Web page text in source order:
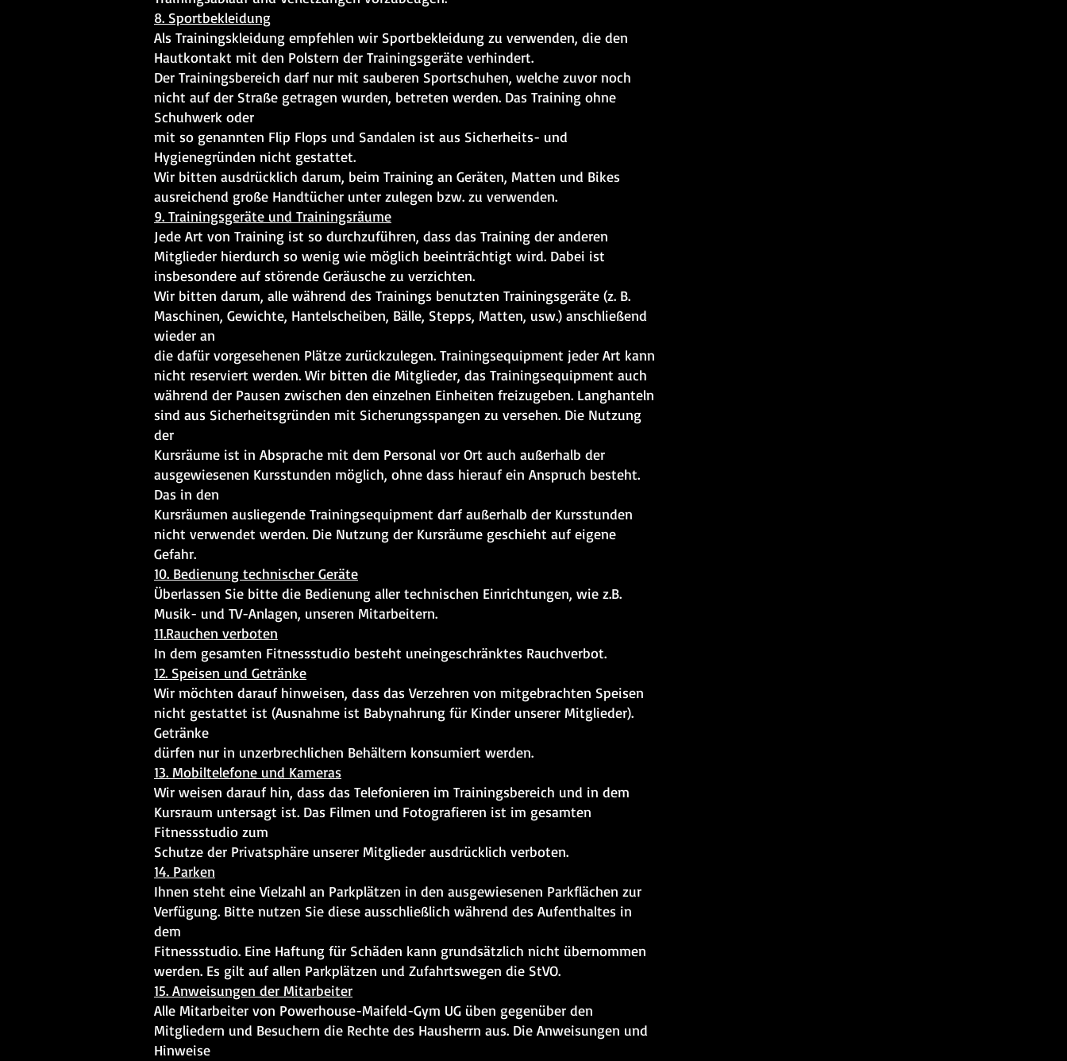
8. Sportbekleidung
Als Trainingskleidung empfehlen wir Sportbekleidung zu verwenden, die den
Hautkontakt mit den Polstern der Trainingsgeräte verhindert.
Der Trainingsbereich darf nur mit sauberen Sportschuhen, welche zuvor noch
nicht auf der Straße getragen wurden, betreten werden. Das Training ohne
Schuhwerk oder
mit so genannten Flip Flops und Sandalen ist aus Sicherheits- und
Hygienegründen nicht gestattet.
Wir bitten ausdrücklich darum, beim Training an Geräten, Matten und Bikes
ausreichend große Handtücher unter zulegen bzw. zu verwenden.
9. Trainingsgeräte und Trainingsräume
Jede Art von Training ist so durchzuführen, dass das Training der anderen
Mitglieder hierdurch so wenig wie möglich beeinträchtigt wird. Dabei ist
insbesondere auf störende Geräusche zu verzichten.
Wir bitten darum, alle während des Trainings benutzten Trainingsgeräte (z. B.
Maschinen, Gewichte, Hantelscheiben, Bälle, Stepps, Matten, usw.) anschließend
wieder an
die dafür vorgesehenen Plätze zurückzulegen. Trainingsequipment jeder Art kann
nicht reserviert werden. Wir bitten die Mitglieder, das Trainingsequipment auch
während der Pausen zwischen den einzelnen Einheiten freizugeben. Langhanteln
sind aus Sicherheitsgründen mit Sicherungsspangen zu versehen. Die Nutzung
der
Kursräume ist in Absprache mit dem Personal vor Ort auch außerhalb der
ausgewiesenen Kursstunden möglich, ohne dass hierauf ein Anspruch besteht.
Das in den
Kursräumen ausliegende Trainingsequipment darf außerhalb der Kursstunden
nicht verwendet werden. Die Nutzung der Kursräume geschieht auf eigene
Gefahr.
10. Bedienung technischer Geräte
Überlassen Sie bitte die Bedienung aller technischen Einrichtungen, wie z.B.
Musik- und TV-Anlagen, unseren Mitarbeitern.
11.Rauchen verboten
In dem gesamten Fitnessstudio besteht uneingeschränktes Rauchverbot.
12. Speisen und Getränke
Wir möchten darauf hinweisen, dass das Verzehren von mitgebrachten Speisen
nicht gestattet ist (Ausnahme ist Babynahrung für Kinder unserer Mitglieder).
Getränke
dürfen nur in unzerbrechlichen Behältern konsumiert werden.
13. Mobiltelefone und Kameras
Wir weisen darauf hin, dass das Telefonieren im Trainingsbereich und in dem
Kursraum untersagt ist. Das Filmen und Fotografieren ist im gesamten
Fitnessstudio zum
Schutze der Privatsphäre unserer Mitglieder ausdrücklich verboten.
14. Parken
Ihnen steht eine Vielzahl an Parkplätzen in den ausgewiesenen Parkflächen zur
Verfügung. Bitte nutzen Sie diese ausschließlich während des Aufenthaltes in
dem
Fitnessstudio. Eine Haftung für Schäden kann grundsätzlich nicht übernommen
werden. Es gilt auf allen Parkplätzen und Zufahrtswegen die StVO.
15. Anweisungen der Mitarbeiter
Alle Mitarbeiter von Powerhouse-Maifeld-Gym UG üben gegenüber den
Mitgliedern und Besuchern die Rechte des Hausherrn aus. Die Anweisungen und
Hinweise